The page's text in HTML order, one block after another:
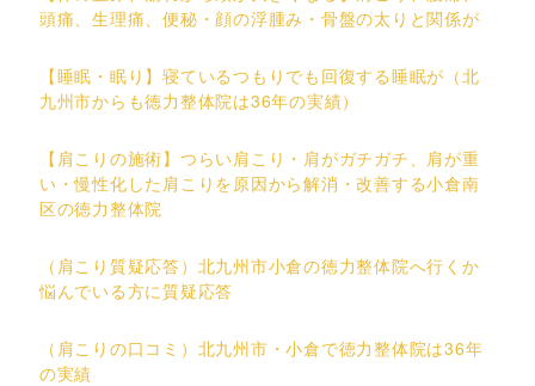
頭痛、生理痛、便秘・顔の浮腫み・骨盤の太りと関係が
【睡眠・眠り】寝ているつもりでも回復する睡眠が（北
九州市からも徳力整体院は36年の実績）
【肩こりの施術】つらい肩こり・肩がガチガチ、肩が重
い・慢性化した肩こりを原因から解消・改善する小倉南
区の徳力整体院
（肩こり質疑応答）北九州市小倉の徳力整体院へ行くか
悩んでいる方に質疑応答
（肩こりの口コミ）北九州市・小倉で徳力整体院は36年
の実績